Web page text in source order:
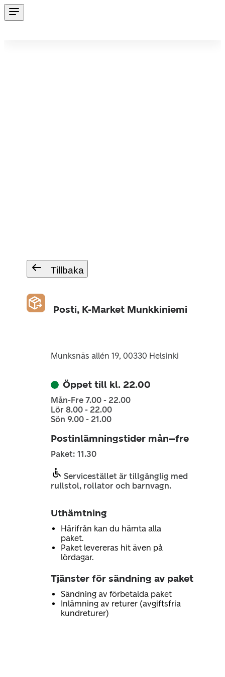
Tillbaka
Posti, K-Market Munkkiniemi
Munksnäs allén 19, 00330 Helsinki
Öppet till kl. 22.00
Mån-Fre 7.00 - 22.00
Lör 8.00 - 22.00
Sön 9.00 - 21.00
Postinlämningstider mån–fre
Paket: 11.30
Servicestället är tillgänglig med
rullstol, rollator och barnvagn.
Uthämtning
Härifrån kan du hämta alla
paket.
Paket levereras hit även på
lördagar.
Tjänster för sändning av paket
Sändning av förbetalda paket
Inlämning av returer (avgiftsfria
kundreturer)